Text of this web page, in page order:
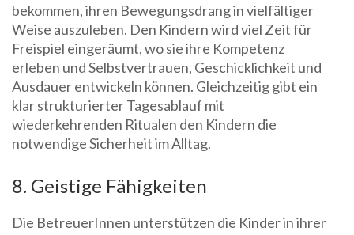
bekommen, ihren Bewegungsdrang in vielfältiger
Weise auszuleben. Den Kindern wird viel Zeit für
Freispiel eingeräumt, wo sie ihre Kompetenz
erleben und Selbstvertrauen, Geschicklichkeit und
Ausdauer entwickeln können. Gleichzeitig gibt ein
klar strukturierter Tagesablauf mit
wiederkehrenden Ritualen den Kindern die
notwendige Sicherheit im Alltag.
8. Geistige Fähigkeiten
Die BetreuerInnen unterstützen die Kinder in ihrer